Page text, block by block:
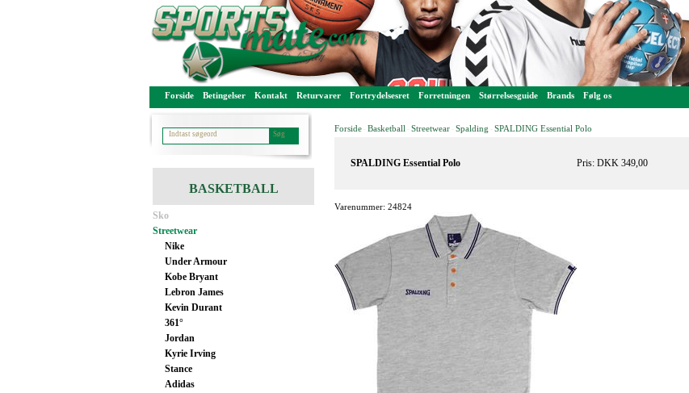
Forside Betingelser Kontakt Returvarer Fortrydelsesret Forretningen Størrelsesguide Brands Følg os
BASKETBALL
Sko
Streetwear
Nike
Under Armour
Kobe Bryant
Lebron James
Kevin Durant
361°
Jordan
Kyrie Irving
Stance
Adidas
Forside Basketball Streetwear Spalding SPALDING Essential Polo
SPALDING Essential Polo Pris: DKK 349,00
Varenummer: 24824